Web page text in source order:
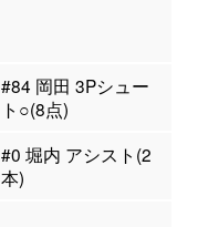
#84 岡田 3Pシュー
ト○(8点)
#0 堀内 アシスト(2
本)